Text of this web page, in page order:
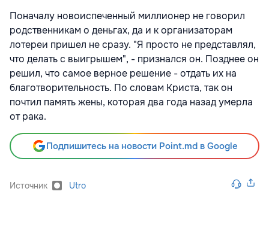
Поначалу новоиспеченный миллионер не говорил
родственникам о деньгах, да и к организаторам
лотереи пришел не сразу. "Я просто не представлял,
что делать с выигрышем", - признался он. Позднее он
решил, что самое верное решение - отдать их на
благотворительность. По словам Криста, так он
почтил память жены, которая два года назад умерла
от рака.
Подпишитесь на новости Point.md в Google
Источник Utro